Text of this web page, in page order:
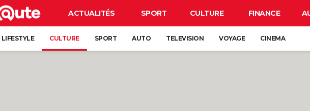
ACTUALITÉS SPORT CULTURE FINANCE
LIFESTYLE CULTURE SPORT AUTO TELEVISION VOYAGE CINEMA